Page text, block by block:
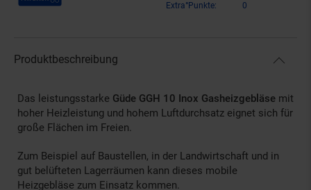
Extra°Punkte:
0
Produktbeschreibung
Das leistungsstarke Güde GGH 10 Inox Gasheizgebläse mit
hoher Heizleistung und hohem Luftdurchsatz eignet sich für
große Flächen im Freien.
Zum Beispiel auf Baustellen, in der Landwirtschaft und in
gut belüfteten Lagerräumen kann dieses mobile
Heizgebläse zum Einsatz kommen.